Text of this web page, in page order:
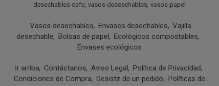
desechables-cafe vasos-deseschables vasos-papel
Vasos desechables Envases desechables
Vajilla
desechable
Bolsas de papel
Ecológicos compostables
Envases ecológicos
Ir arriba Contáctanos Aviso Legal
Política de Privacidad
Condiciones de Compra
Desistir de un pedido
Políticas de